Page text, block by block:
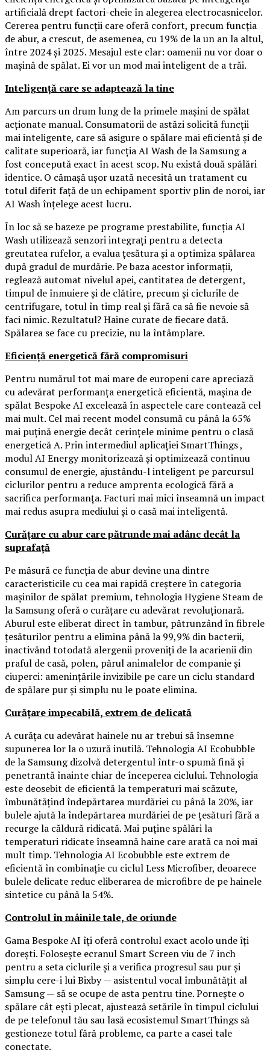
artificială drept factori-cheie în alegerea electrocasnicelor.
Cererea pentru funcții care oferă confort, precum funcția
de abur, a crescut, de asemenea, cu 19% de la un an la altul,
între 2024 și 2025. Mesajul este clar: oamenii nu vor doar o
mașină de spălat. Ei vor un mod mai inteligent de a trăi.
Inteligență care se adaptează la tine
Am parcurs un drum lung de la primele mașini de spălat
acționate manual. Consumatorii de astăzi solicită funcții
mai inteligente, care să asigure o spălare mai eficientă și de
calitate superioară, iar funcția AI Wash de la Samsung a
fost concepută exact în acest scop. Nu există două spălări
identice. O cămașă ușor uzată necesită un tratament cu
totul diferit față de un echipament sportiv plin de noroi, iar
AI Wash înțelege acest lucru.
În loc să se bazeze pe programe prestabilite, funcția AI
Wash utilizează senzori integrați pentru a detecta
greutatea rufelor, a evalua țesătura și a optimiza spălarea
după gradul de murdărie. Pe baza acestor informații,
reglează automat nivelul apei, cantitatea de detergent,
timpul de înmuiere și de clătire, precum și ciclurile de
centrifugare, totul în timp real și fără ca să fie nevoie să
faci nimic. Rezultatul? Haine curate de fiecare dată.
Spălarea se face cu precizie, nu la întâmplare.
Eficiență energetică fără compromisuri
Pentru numărul tot mai mare de europeni care apreciază
cu adevărat performanța energetică eficientă, mașina de
spălat Bespoke AI excelează în aspectele care contează cel
mai mult. Cel mai recent model consumă cu până la 65%
mai puțină energie decât cerințele minime pentru o clasă
energetică A. Prin intermediul aplicației SmartThings ,
modul AI Energy monitorizează și optimizează continuu
consumul de energie, ajustându-l inteligent pe parcursul
ciclurilor pentru a reduce amprenta ecologică fără a
sacrifica performanța. Facturi mai mici înseamnă un impact
mai redus asupra mediului și o casă mai inteligentă.
Curățare cu abur care pătrunde mai adânc decât la
suprafață
Pe măsură ce funcția de abur devine una dintre
caracteristicile cu cea mai rapidă creștere în categoria
mașinilor de spălat premium, tehnologia Hygiene Steam de
la Samsung oferă o curățare cu adevărat revoluționară.
Aburul este eliberat direct în tambur, pătrunzând în fibrele
țesăturilor pentru a elimina până la 99,9% din bacterii,
inactivând totodată alergenii proveniți de la acarienii din
praful de casă, polen, părul animalelor de companie și
ciuperci: amenințările invizibile pe care un ciclu standard
de spălare pur și simplu nu le poate elimina.
Curățare impecabilă, extrem de delicată
A curăța cu adevărat hainele nu ar trebui să însemne
supunerea lor la o uzură inutilă. Tehnologia AI Ecobubble
de la Samsung dizolvă detergentul într-o spumă fină și
penetrantă înainte chiar de începerea ciclului. Tehnologia
este deosebit de eficientă la temperaturi mai scăzute,
îmbunătățind îndepărtarea murdăriei cu până la 20%, iar
bulele ajută la îndepărtarea murdăriei de pe țesături fără a
recurge la căldură ridicată. Mai puține spălări la
temperaturi ridicate înseamnă haine care arată ca noi mai
mult timp. Tehnologia AI Ecobubble este extrem de
eficientă în combinație cu ciclul Less Microfiber, deoarece
bulele delicate reduc eliberarea de microfibre de pe hainele
sintetice cu până la 54%.
Controlul în mâinile tale, de oriunde
Gama Bespoke AI îți oferă controlul exact acolo unde îți
dorești. Folosește ecranul Smart Screen viu de 7 inch
pentru a seta ciclurile și a verifica progresul sau pur și
simplu cere-i lui Bixby — asistentul vocal îmbunătățit al
Samsung — să se ocupe de asta pentru tine. Pornește o
spălare cât ești plecat, ajustează setările în timpul ciclului
de pe telefonul tău sau lasă ecosistemul SmartThings să
gestioneze totul fără probleme, ca parte a casei tale
conectate.